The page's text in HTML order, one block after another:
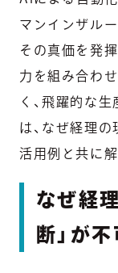
マンインザル
その真価を発
力を組み合わ
く、飛躍的な
は、なぜ経理
活用例と共に解
なぜ経
断」が